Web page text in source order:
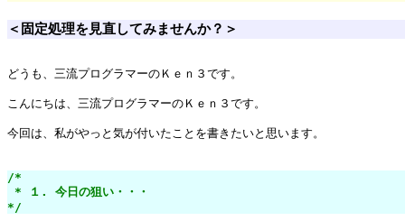
＜固定処理を見直してみませんか？＞
どうも、三流プログラマーのＫｅｎ３です。
こんにちは、三流プログラマーのＫｅｎ３です。
今回は、私がやっと気が付いたことを書きたいと思います。
/*
* １. 今日の狙い・・・
*/